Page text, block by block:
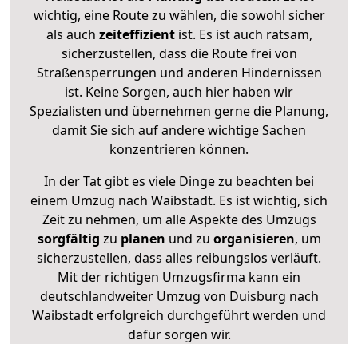
wichtig, eine Route zu wählen, die sowohl sicher
als auch zeiteffizientist. Es ist auch ratsam,
sicherzustellen, dass die Route frei von
Straßensperrungen und anderen Hindernissen
ist. Keine Sorgen, auch hier haben wir
Spezialisten und übernehmen gerne die Planung,
damit Sie sich auf andere wichtige Sachen
konzentrieren können.
In der Tat gibt es viele Dinge zu beachten bei
einem Umzug nach Waibstadt. Es ist wichtig, sich
Zeit zu nehmen, um alle Aspekte des Umzugs
sorgfältig zu planen und zu organisieren, um
sicherzustellen, dass alles reibungslos verläuft.
Mit der richtigen Umzugsfirma kann ein
deutschlandweiter Umzug von Duisburg nach
Waibstadt erfolgreich durchgeführt werden und
dafür sorgen wir.